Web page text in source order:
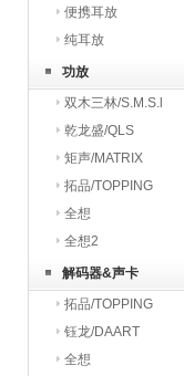
便携耳放
纯耳放
功放
双木三林/S.M.S.l
乾龙盛/QLS
矩声/MATRIX
拓品/TOPPING
全想
全想2
解码器&声卡
拓品/TOPPING
钰龙/DAART
全想